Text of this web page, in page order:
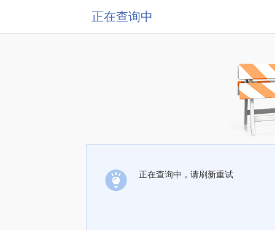
正在查询中
正在查询中，请刷新重试